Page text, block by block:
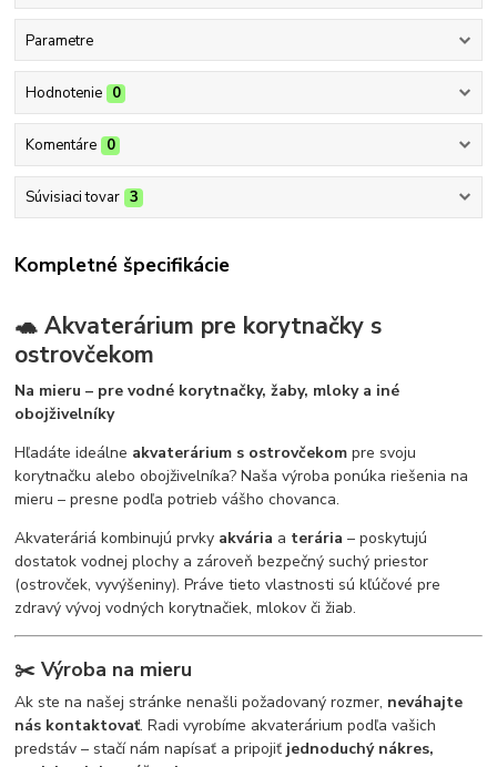
Parametre
Hodnotenie 0
Komentáre 0
Súvisiaci tovar 3
Kompletné špecifikácie
🐢 Akvaterárium pre korytnačky s
ostrovčekom
Na mieru – pre vodné korytnačky, žaby, mloky a iné
obojživelníky
Hľadáte ideálne akvaterárium s ostrovčekom pre svoju
korytnačku alebo obojživelníka? Naša výroba ponúka riešenia na
mieru – presne podľa potrieb vášho chovanca.
Akvateráriá kombinujú prvky akvária a terária – poskytujú
dostatok vodnej plochy a zároveň bezpečný suchý priestor
(ostrovček, vyvýšeniny). Práve tieto vlastnosti sú kľúčové pre
zdravý vývoj vodných korytnačiek, mlokov či žiab.
✂️Výroba na mieru
Ak ste na našej stránke nenašli požadovaný rozmer, neváhajte
nás kontaktovať. Radi vyrobíme akvaterárium podľa vašich
predstáv – stačí nám napísať a pripojiť jednoduchý nákres,